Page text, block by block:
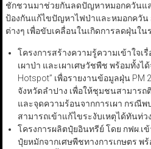
ชักชวนมาช่วยกันลดปัญหาหมอกควันแล
ป้องกันแก้ไขปัญหาไฟป่าและหมอกควัน
ต่างๆ เพื่อขับเคลื่อนในเกิดการลดฝุ่นใน
โครงการสร้างความรู้ความเข้าใจเ
เผาป่า และเผาเศษวัชพืช พร้อมทั้งไ
Hotspot” เพื่อรายงานข้อมูลฝุ่น
จังหวัดลำปาง เพื่อให้ชุมชนสามาร
และจุดความร้อนจากการเผา กรณี
สามารถเข้าแก้ไขระงับเหตุได้ทันท่ว
โครงการผลิตปุ๋ยอินทรีย์ โดย กฟผ.
ปุ๋ยหมักจากเศษพืชทางการเกษตร พ